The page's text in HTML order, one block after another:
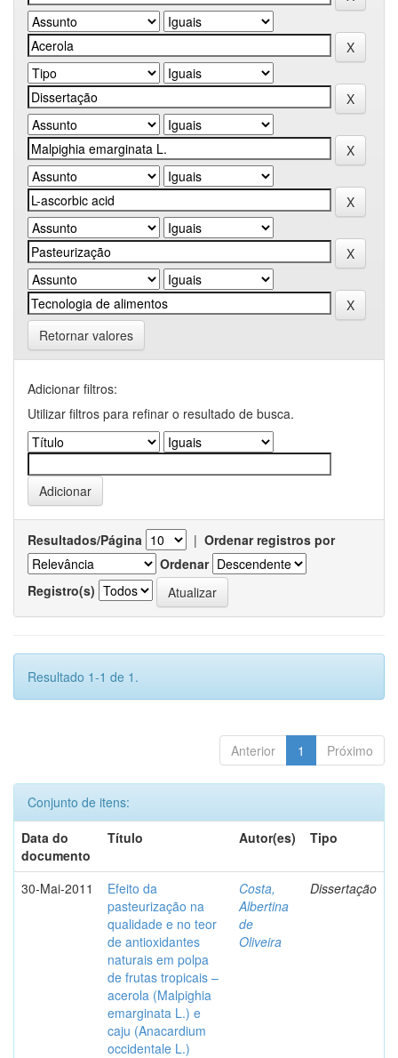
Retornar valores
Adicionar filtros:
Utilizar filtros para refinar o resultado de busca.
Resultados/Página | Ordenar registros por
Ordenar
Registro(s)
Resultado 1-1 de 1.
Anterior 1 Próximo
Conjunto de itens:
Data do
documento
Título Autor(es) Tipo
30-Mai-2011
Efeito da
pasteurização na
qualidade e no teor
de antioxidantes
naturais em polpa
de frutas tropicais –
acerola (Malpighia
emarginata L.) e
caju (Anacardium
occidentale L.)
Costa,
Albertina
de
Oliveira
Dissertação